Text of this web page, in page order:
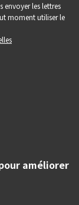
envoyer les lettres
moment utiliser le
des
améliorer